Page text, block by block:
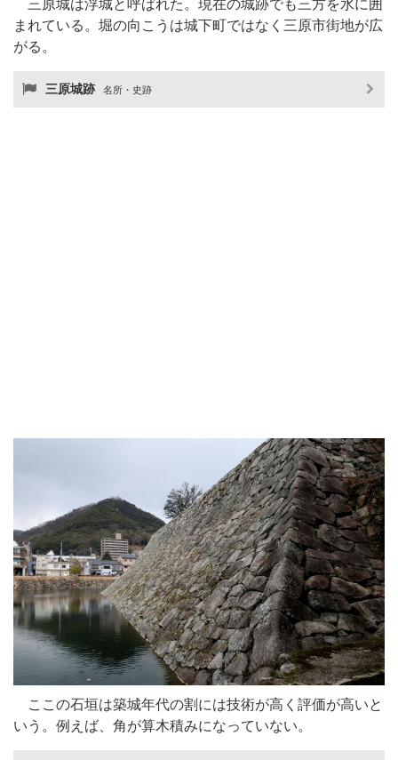
三原城は浮城と呼ばれた。現在の城跡でも三方を水に囲
まれている。堀の向こうは城下町ではなく三原市街地が広
がる。
三原城跡 名所・史跡
ここの石垣は築城年代の割には技術が高く評価が高いと
いう。例えば、角が算木積みになっていない。